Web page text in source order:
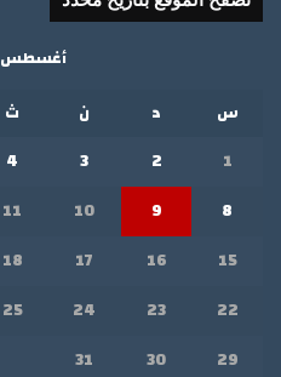
أغسطس 2026
س
د ن ث
1
2
3
4
8
9
10
11
15
16
17
18
22
23
24
25
29
30
31